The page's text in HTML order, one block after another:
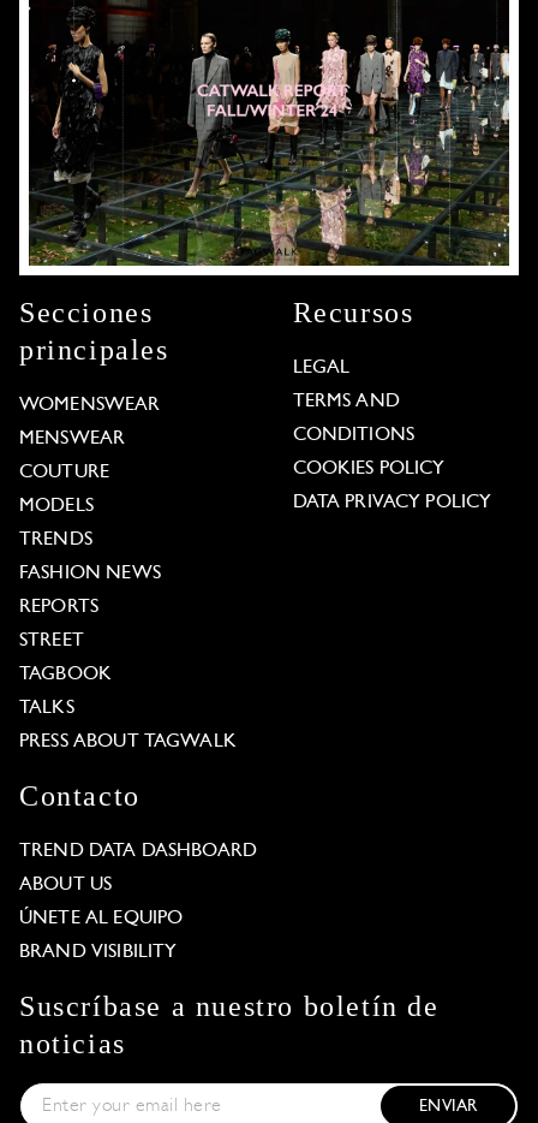
Secciones
principales
WOMENSWEAR
MENSWEAR
COUTURE
MODELS
TRENDS
FASHION NEWS
REPORTS
STREET
TAGBOOK
TALKS
PRESS ABOUT TAGWALK
Recursos
LEGAL
TERMS AND
CONDITIONS
COOKIES POLICY
DATA PRIVACY POLICY
Contacto
TREND DATA DASHBOARD
ABOUT US
ÚNETE AL EQUIPO
BRAND VISIBILITY
Suscríbase a nuestro boletín de
noticias
ENVIAR